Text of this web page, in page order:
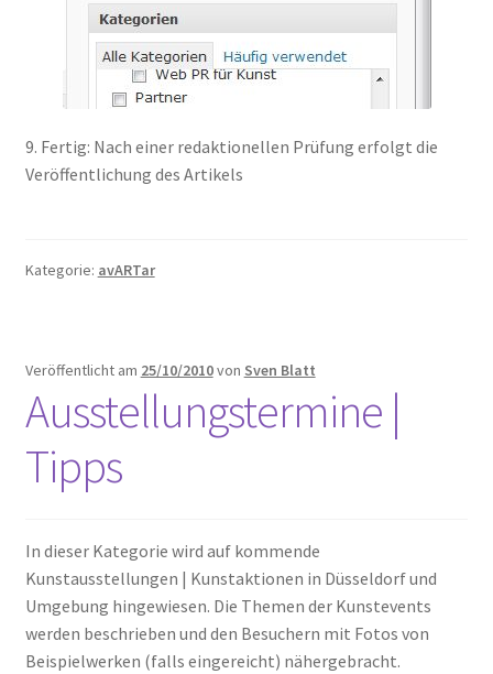
9. Fertig: Nach einer redaktionellen Prüfung erfolgt die
Veröffentlichung des Artikels
Kategorie: avARTar
Veröffentlicht am 25/10/2010von Sven Blatt
Ausstellungstermine |
Tipps
In dieser Kategorie wird auf kommende
Kunstausstellungen | Kunstaktionen in Düsseldorf und
Umgebung hingewiesen. Die Themen der Kunstevents
werden beschrieben und den Besuchern mit Fotos von
Beispielwerken (falls eingereicht) nähergebracht.